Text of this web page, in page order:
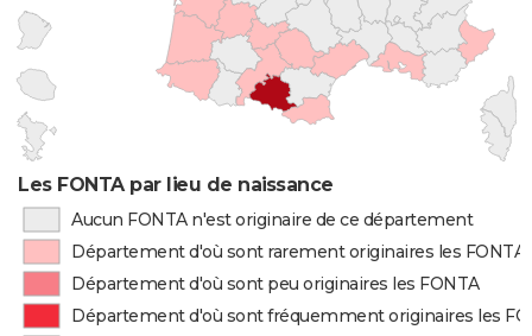
Les FONTA par lieu de naissance
Aucun FONTA n'est originaire de ce département
Département d'où sont rarement originaires les FONTA
Département d'où sont peu originaires les FONTA
Département d'où sont fréquemment originaires les